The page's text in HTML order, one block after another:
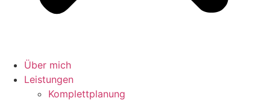
Über mich
Leistungen
Komplettplanung